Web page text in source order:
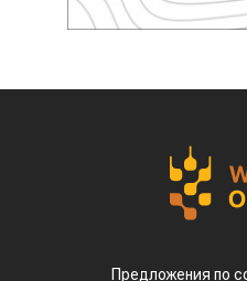
Предложения по